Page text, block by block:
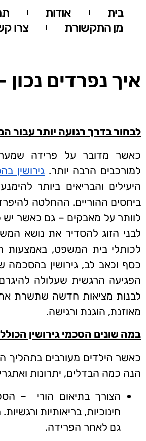
בית אודות
מן התקשורת
צרו
איך נפרדים
לבחור בדרך רגועה יותר עבור
כאשר מדובר על פרידה
למורכבים הרבה יותר. גירושין
היעילים והבריאים ביותר
ביחסים ההוריים. ההחלטה
לוותר על מאבקים – גם כאשר
לבני הזוג להסדיר את נושא
לכותלי בית המשפט, באמצעות
כסף וכאב לב, גירושין בהסכמה
הפגיעה הרגשית שעלולה
לבנות מציאות חדשה שתשרת
מאוזנת, הוגנת ורגישה.
במה שונים הסכמי גירושין
כאשר הילדים מעורבים בתהליך
הנה כמה הבדלים, יתרונות
הצורך בתיאום הורי –
חינוכיות, בריאותיות
גם לאחר הפרידה.